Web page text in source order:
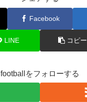
Facebook
LINE コピー
footballをフォローする